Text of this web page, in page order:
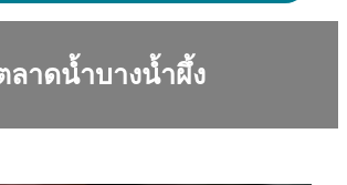
ลาดน้ำบางน้ำผึ้ง